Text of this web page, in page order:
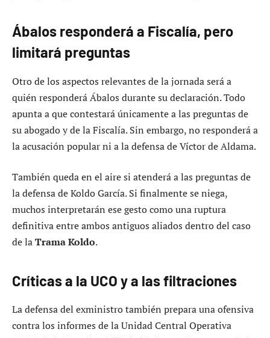
Ábalos responderá a Fiscalía, pero
limitará preguntas
Otro de los aspectos relevantes de la jornada será a
quién responderá Ábalos durante su declaración. Todo
apunta a que contestará únicamente a las preguntas de
su abogado y de la Fiscalía. Sin embargo, no responderá a
la acusación popular ni a la defensa de Víctor de Aldama.
También queda en el aire si atenderá a las preguntas de
la defensa de Koldo García. Si finalmente se niega,
muchos interpretarán ese gesto como una ruptura
definitiva entre ambos antiguos aliados dentro del caso
de laTrama Koldo.
Críticas a la UCO y a las filtraciones
La defensa del exministro también prepara una ofensiva
contra los informes de la Unidad Central Operativa